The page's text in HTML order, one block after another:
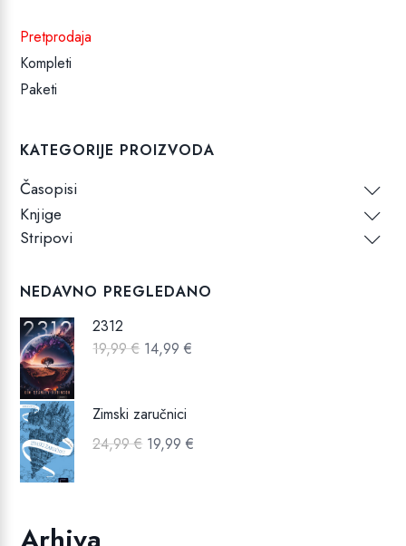
Pretprodaja
Kompleti
Paketi
KATEGORIJE PROIZVODA
Časopisi
Knjige
Stripovi
NEDAVNO PREGLEDANO
2312
19,99€ Izvorna
19,99 €.
14,99€
Zimski zaručnici
24,99€ Izvorna
19,99€